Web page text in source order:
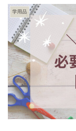
学用品